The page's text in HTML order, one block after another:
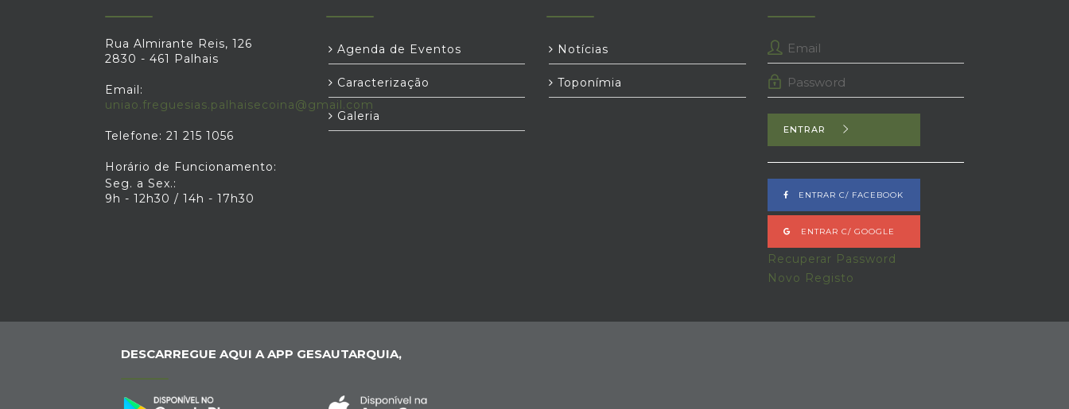
Rua Almirante Reis, 126
2830 - 461 Palhais
Email:
uniao.freguesias.palhaisecoina@gmail.com
Telefone: 21 215 1056
Horário de Funcionamento:
Seg. a Sex.:
9h - 12h30 / 14h - 17h30
Agenda de Eventos
Caracterização
Galeria
Notícias
Toponímia
ENTRAR
ENTRAR C/ FACEBOOK
ENTRAR C/ GOOGLE
Recuperar Password
Novo Registo
DESCARREGUE AQUI A APP GESAUTARQUIA,